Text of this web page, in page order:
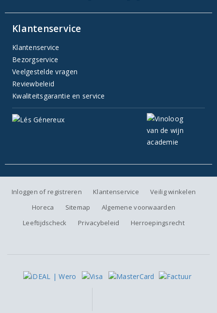
Klantenservice
Klantenservice
Bezorgservice
Veelgestelde vragen
Reviewbeleid
Kwaliteitsgarantie en service
Inloggen of registreren Klantenservice
Veilig winkelen
Horeca
Sitemap
Algemene voorwaarden
Leeftijdscheck
Privacybeleid Herroepingsrecht